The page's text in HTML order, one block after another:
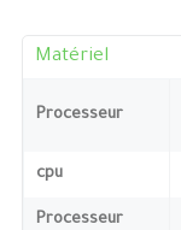
Matériel
Processeur
cpu
Processeur